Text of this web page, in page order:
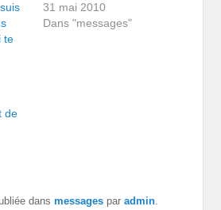
te
31 mai 2010
Dans "messages"
de
dansmessages paradmin.